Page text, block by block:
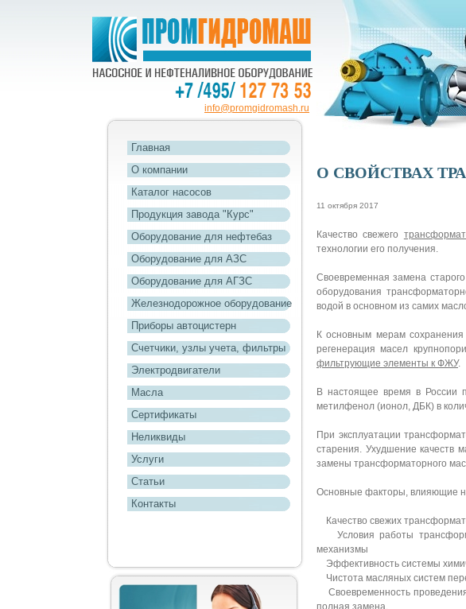
info@promgidromash.ru
Главная
О компании
Каталог насосов
Продукция завода "Курс"
Оборудование для нефтебаз
Оборудование для АЗС
Оборудование для АГЗС
Железнодорожное оборудование
Приборы автоцистерн
Счетчики, узлы учета, фильтры
Электродвигатели
Масла
Сертификаты
Неликвиды
Услуги
Статьи
Контакты
О СВОЙСТВАХ
11 октября 2017
Качество свежего
технологии его получения.
Своевременная замена
оборудования
водой в основном из самих
К основным мерам сохранения
регенерация масел
фильтрующие элементы к ФЖУ.
В настоящее время в России
метилфенол (ионол, ДБК) в
При эксплуатации
старения. Ухудшение качеств
замены трансформаторного
Основные факторы, влияющие
Качество свежих
Условия работы
механизмы
Эффективность системы
Чистота масляных систем
Своевременность
полная замена.